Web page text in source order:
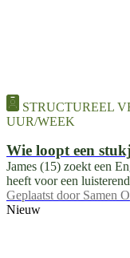
STRUCTUREEL
UUR/WEEK
Wie loopt een
James (15) zoekt een
heeft voor een
Geplaatst door Samen
Nieuw